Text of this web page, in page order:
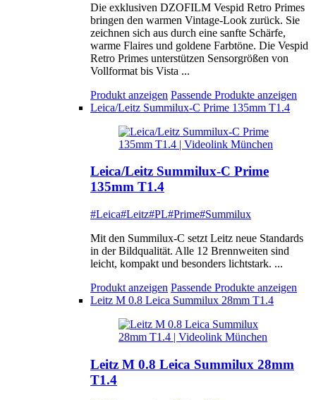
Die exklusiven DZOFILM Vespid Retro Primes
bringen den warmen Vintage-Look zurück. Sie
zeichnen sich aus durch eine sanfte Schärfe,
warme Flaires und goldene Farbtöne. Die Vespid
Retro Primes unterstützen Sensorgrößen von
Vollformat bis Vista ...
Produkt anzeigen Passende Produkte anzeigen
Leica/Leitz Summilux-C Prime 135mm T1.4
Leica/Leitz Summilux-C Prime
135mm T1.4
#Leica#Leitz#PL#Prime#Summilux
Mit den Summilux-C setzt Leitz neue Standards
in der Bildqualität. Alle 12 Brennweiten sind
leicht, kompakt und besonders lichtstark. ...
Produkt anzeigen Passende Produkte anzeigen
Leitz M 0.8 Leica Summilux 28mm T1.4
Leitz M 0.8 Leica Summilux 28mm
T1.4